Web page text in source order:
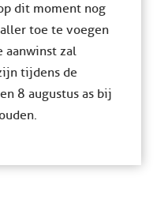
dit moment nog
toe te voegen
aanwinst zal
tijdens de
8 augustus as bij